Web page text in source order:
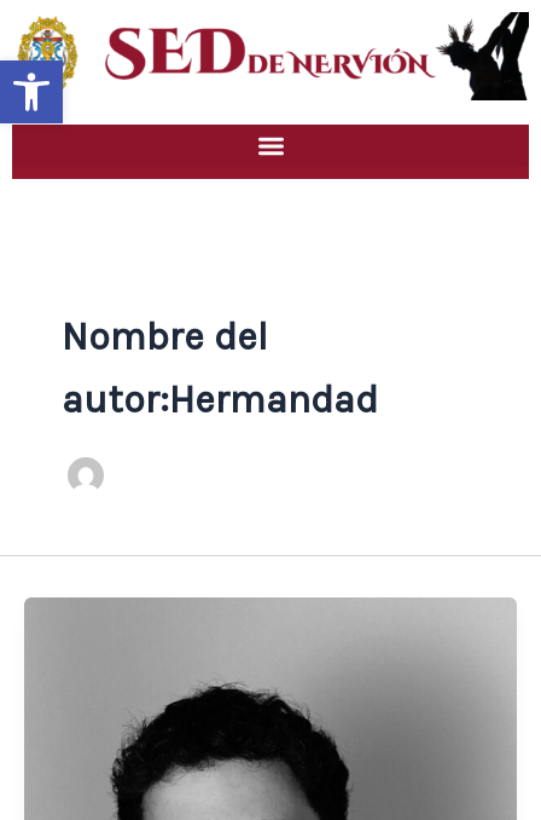
Abrir barra de herramientas
contenido
Nombre del
autor:Hermandad